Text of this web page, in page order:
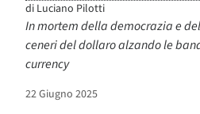
di Luciano Pilotti
In mortem della democrazia e
ceneri del dollaro alzando le
currency
22 Giugno 2025